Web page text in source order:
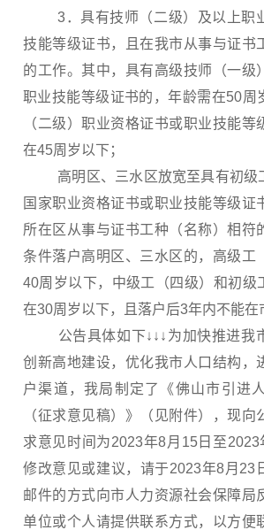
3．具有技师（二级）及以上职
技能等级证书，且在我市从事与证书
的工作。其中，具有高级技师（一级
职业技能等级证书的，年龄需在50周
（二级）职业资格证书或职业技能等
在45周岁以下；
高明区、三水区放宽至具有初级
国家职业资格证书或职业技能等级证
所在区从事与证书工种（名称）相符
条件落户高明区、三水区的，高级工
40周岁以下，中级工（四级）和初级
在30周岁以下，且落户后3年内不能在
公告具体如下↓↓↓为加快推进我
创新高地建设，优化我市人口结构，
户渠道，我局制定了《佛山市引进
（征求意见稿）》（见附件），现向
求意见时间为2023年8月15日至
修改意见或建议，请于2023年8月23
邮件的方式向市人力资源社会保障局
单位或个人请提供联系方式，以方便